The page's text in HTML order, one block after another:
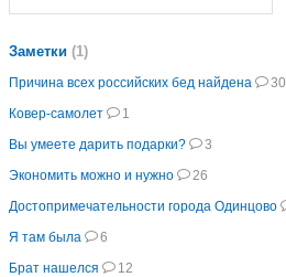
Заметки (1)
Причина всех российских бед найдена
30
Ковер-самолет
1
Вы умеете дарить подарки?
3
Экономить можно и нужно
26
Достопримечательности города Одинцово
Я там была
6
Брат нашелся
12